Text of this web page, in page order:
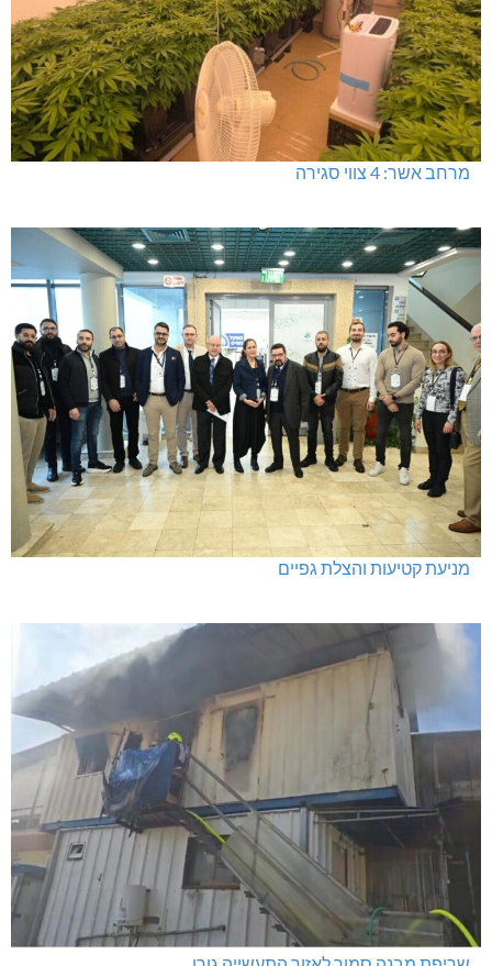
מרחב אשר: 4 צווי סגירה
מניעת קטיעות והצלת גפיים